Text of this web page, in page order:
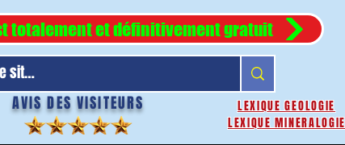
totalement et définitivement gratuit
AVIS DES VISITEURS
LEXIQUE GEOLOGIE
LEXIQUE MINERALOGIE